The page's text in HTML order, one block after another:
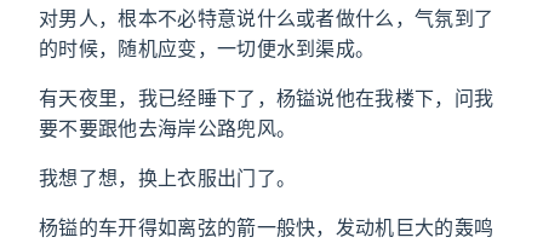
对男人，根本不必特意说什么或者做什么，气氛到了
的时候，随机应变，一切便水到渠成。
有天夜里，我已经睡下了，杨镒说他在我楼下，问我
要不要跟他去海岸公路兜风。
我想了想，换上衣服出门了。
杨镒的车开得如离弦的箭一般快，发动机巨大的轰鸣